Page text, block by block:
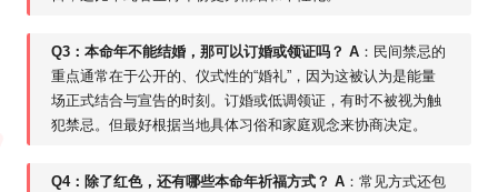
Q3：本命年不能结婚，那可以订婚或领证吗？ A ：民间禁忌的
重点通常在于公开的、仪式性的“婚礼”，因为这被认为是能量
场正式结合与宣告的时刻。订婚或低调领证，有时不被视为触
犯禁忌。但最好根据当地具体习俗和家庭观念来协商决定。
Q4：除了红色，还有哪些本命年祈福方式？ A ：常见方式还包